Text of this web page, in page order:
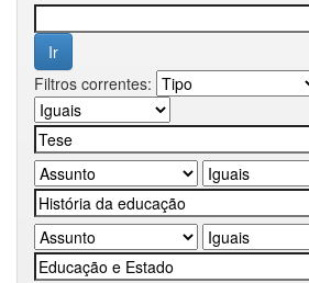
Filtros correntes: